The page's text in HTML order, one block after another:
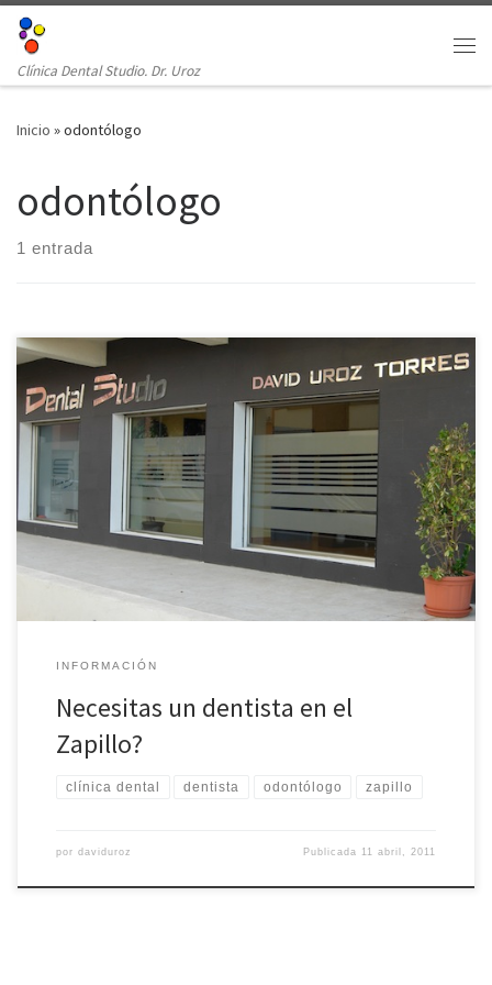
Clínica Dental Studio. Dr. Uroz
Inicio »odontólogo
odontólogo
1 entrada
Existen muchas clínicas dentales en Almería, ninguna como la
nuestra. Podrás ver todas las ventajas de tratarte en esta clínica
dental navegando por la página web.
INFORMACIÓN
Necesitas un dentista en el
Zapillo?
clínica dental dentista odontólogo zapillo
por daviduroz Publicada 11 abril, 2011